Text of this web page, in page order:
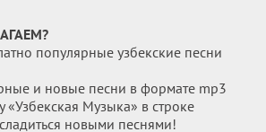
популярные узбекские песни
и новые песни в формате mp3
«Узбекская Музыка» в строке
новыми песнями!